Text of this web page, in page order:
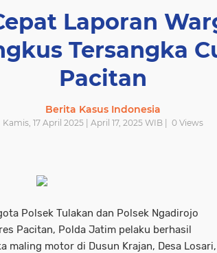
Laporan
Tersangka
Pacitan
Berita Kasus Indonesia
Kamis, 17 April 2025 | April 17, 2025 WIB | 0 Views
Polsek Tulakan dan Polsek Ngadirojo
Pacitan, Polda Jatim pelaku berhasil
maling motor di Dusun Krajan, Desa Losari,